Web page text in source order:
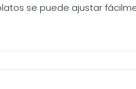
se puede ajustar